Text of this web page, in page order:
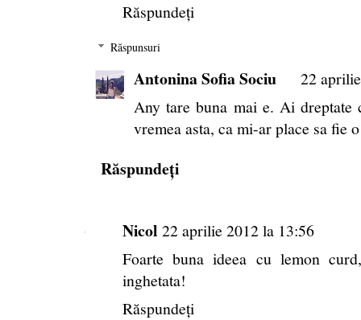
Răspundeți
Răspunsuri
Antonina Sofia Sociu
22
Any tare buna mai e. Ai
vremea asta, ca mi-ar place sa fie
Răspundeți
Nicol 22 aprilie 2012 la 13:56
Foarte buna ideea cu lemon
inghetata!
Răspundeți